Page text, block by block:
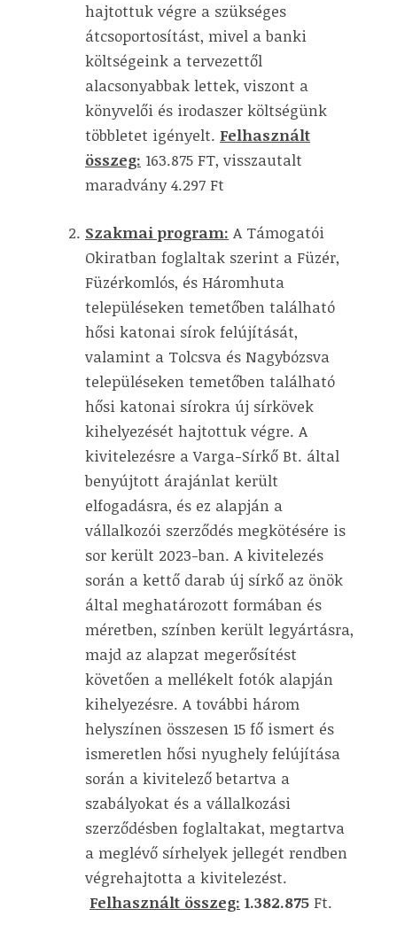
hajtottuk végre a szükséges
átcsoportosítást, mivel a banki
költségeink a tervezettől
alacsonyabbak lettek, viszont a
könyvelői és irodaszer költségünk
többletet igényelt. Felhasznált
összeg: 163.875 FT, visszautalt
maradvány 4.297 Ft
Szakmai program: A Támogatói
Okiratban foglaltak szerint a Füzér,
Füzérkomlós, és Háromhuta
településeken temetőben található
hősi katonai sírok felújítását,
valamint a Tolcsva és Nagybózsva
településeken temetőben található
hősi katonai sírokra új sírkövek
kihelyezését hajtottuk végre. A
kivitelezésre a Varga-Sírkő Bt. által
benyújtott árajánlat került
elfogadásra, és ez alapján a
vállalkozói szerződés megkötésére is
sor került 2023-ban. A kivitelezés
során a kettő darab új sírkő az önök
által meghatározott formában és
méretben, színben került legyártásra,
majd az alapzat megerősítést
követően a mellékelt fotók alapján
kihelyezésre. A további három
helyszínen összesen 15 fő ismert és
ismeretlen hősi nyughely felújítása
során a kivitelező betartva a
szabályokat és a vállalkozási
szerződésben foglaltakat, megtartva
a meglévő sírhelyek jellegét rendben
végrehajtotta a kivitelezést.
Felhasznált összeg: 1.382.875 Ft.